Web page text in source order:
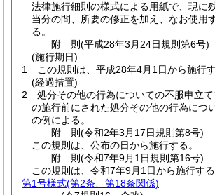
法律施行細則の様式による用紙で、現に
当分の間、所要の修正を加え、なお使用
る。
附 則(平成28年3月24日規則第6号)
(施行期日)
1
この規則は、平成28年4月1日から施行す
(経過措置)
2
処分その他の行為についての不服申立
の施行前にされた処分その他の行為につ
の例による。
附 則(令和2年3月17日規則第8号)
この規則は、公布の日から施行する。
附 則(令和7年9月1日規則第16号)
この規則は、令和7年9月1日から施行する
第1号様式(第2条、第18条関係)